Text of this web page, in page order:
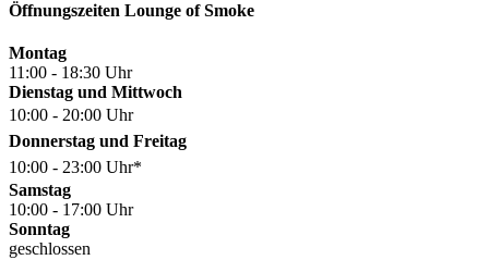
Öffnungszeiten Lounge of Smoke
Montag
11:00 - 18:30 Uhr
Dienstag und Mittwoch
10:00 - 20:00 Uhr
Donnerstag und Freitag
10:00 - 23:00 Uhr*
Samstag
10:00 - 17:00 Uhr
Sonntag
geschlossen